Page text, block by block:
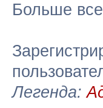
Больше
Легенда: